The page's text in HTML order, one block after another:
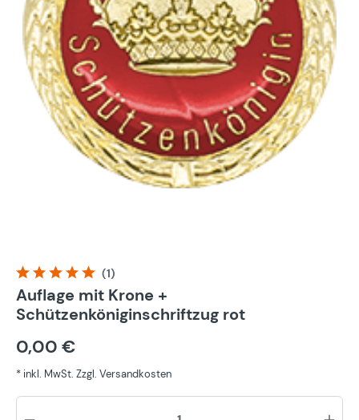
Durchschnittliche Bewertung von 5 von 5 Sternen
(1)
Auflage mit Krone +
Schützenköniginschriftzug rot
0,00 €
* inkl. MwSt. Zzgl. Versandkosten